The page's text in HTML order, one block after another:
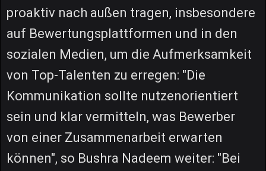
proaktiv nach außen tragen, insbesondere
auf Bewertungsplattformen und in den
sozialen Medien, um die Aufmerksamkeit
von Top-Talenten zu erregen: "Die
Kommunikation sollte nutzenorientiert
sein und klar vermitteln, was Bewerber
von einer Zusammenarbeit erwarten
können", so Bushra Nadeem weiter: "Bei